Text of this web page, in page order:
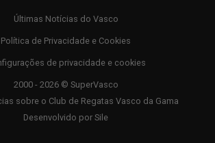
Últimas Notícias do Vasco
Política de Privacidade e Cookies
de privacidade e cookies
2000 - 2026 © SuperVasco
sobre o Club de Regatas Vasco da Gama
Desenvolvido por Sile